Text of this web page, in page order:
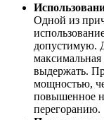
Одной из
допустимую.
выдержать.
мощностью,
повышенное
перегоранию.